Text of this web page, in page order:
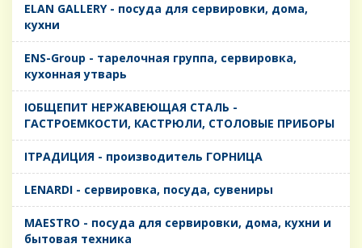
ELAN GALLERY - посуда для сервировки, дома,
кухни
ENS-Group - тарелочная группа, сервировка,
кухонная утварь
IОБЩЕПИТ НЕРЖАВЕЮЩАЯ СТАЛЬ -
ГАСТРОЕМКОСТИ, КАСТРЮЛИ, СТОЛОВЫЕ ПРИБОРЫ
IТРАДИЦИЯ - производитель ГОРНИЦА
LENARDI - сервировка, посуда, сувениры
MAESTRO - посуда для сервировки, дома, кухни и
бытовая техника